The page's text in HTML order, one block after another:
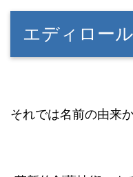
エディロー
それでは名前の由来